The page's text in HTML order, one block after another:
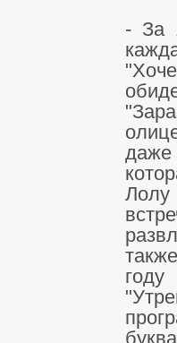
- За
даже
Лолу